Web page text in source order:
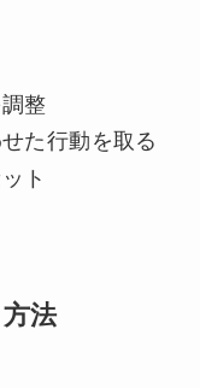
整
た行動を取る
ト
法